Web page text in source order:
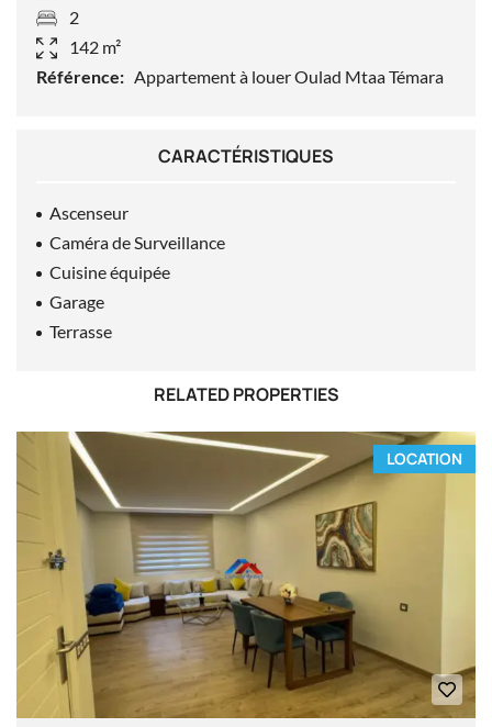
2
142 m²
Référence: Appartement à louer Oulad Mtaa Témara
CARACTÉRISTIQUES
Ascenseur
Caméra de Surveillance
Cuisine équipée
Garage
Terrasse
RELATED PROPERTIES
LOCATION